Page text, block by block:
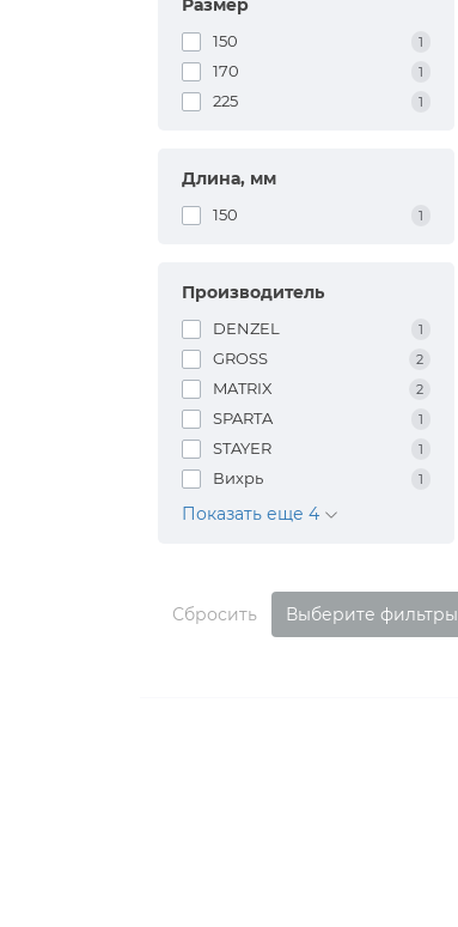
Размер
150 1
170 1
225 1
Длина, мм
150 1
Производитель
DENZEL 1
GROSS 2
MATRIX 2
SPARTA 1
STAYER 1
Вихрь 1
Показать еще 4
Сбросить Выберите фильтры